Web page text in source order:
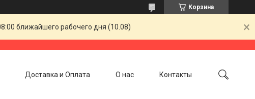
Корзина
ближайшего рабочего дня (10.08)
Доставка и Оплата О нас Контакты